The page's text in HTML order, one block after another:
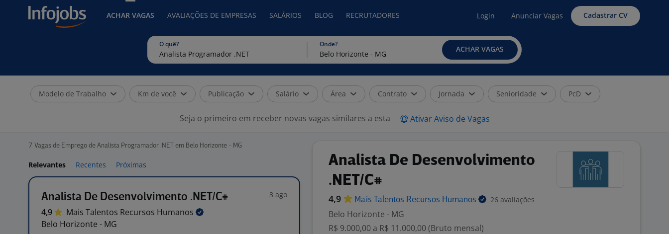
ACHAR VAGAS AVALIAÇÕES DE EMPRESAS SALÁRIOS BLOG RECRUTADORES Login Anunciar Vagas Cadastrar CV
O quê? Onde?
ACHAR VAGAS
Modelo de Trabalho Km de você Publicação Salário Área Contrato Jornada Senioridade PcD
Seja o primeiro em receber novas vagas similares a esta Ativar Aviso de Vagas
7 Vagas de Emprego de Analista Programador .NET em Belo Horizonte - MG
Relevantes Recentes Próximas
Analista De Desenvolvimento .NET/C# 3 ago
4,9 Mais Talentos Recursos Humanos
Belo Horizonte - MG
Analista De Desenvolvimento
.NET/C#
4,9 Mais Talentos Recursos Humanos 26 avaliações
Belo Horizonte - MG
R$ 9.000,00 a R$ 11.000,00 (Bruto mensal)